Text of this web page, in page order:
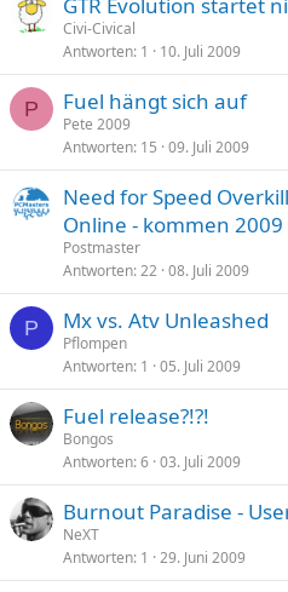
Civi-Civical
Antworten 1 10. Juli 2009
P Fuel hängt sich auf
Pete 2009
Antworten 15 09. Juli 2009
Need for Speed
Online - kommen 2009
Postmaster
Antworten 22 08. Juli 2009
P Mx vs. Atv Unleashed
Pflompen
Antworten 1 05. Juli 2009
Fuel release?!?!
Bongos
Antworten 6 03. Juli 2009
Burnout Paradise -
NeXT
Antworten 1 29. Juni 2009